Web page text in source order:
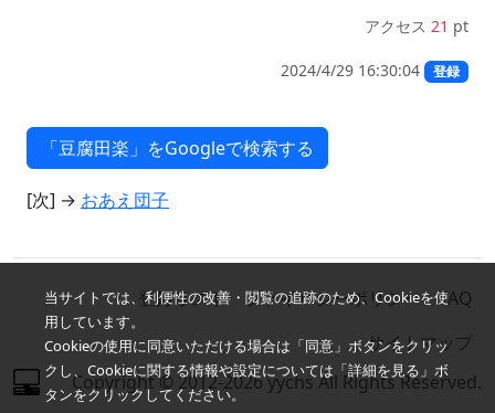
アクセス 21 pt
2024/4/29 16:30:04 登録
[次] → おあえ団子
当サイトでは、利便性の改善・閲覧の追跡のため、Cookieを使
用しています。
Cookieの使用に同意いただける場合は「同意」ボタンをクリッ
クし、Cookieに関する情報や設定については「詳細を見る」ボ
タンをクリックしてください。
登録リスト プライバシーポリシー
FAQ
サイトマップ
Copyright © 2012-2026 yychs All Rights Reserved.